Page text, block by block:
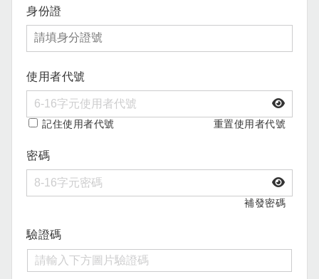
身份證
使用者代號
記住使用者代號 重置使用者代號
密碼
補發密碼
驗證碼